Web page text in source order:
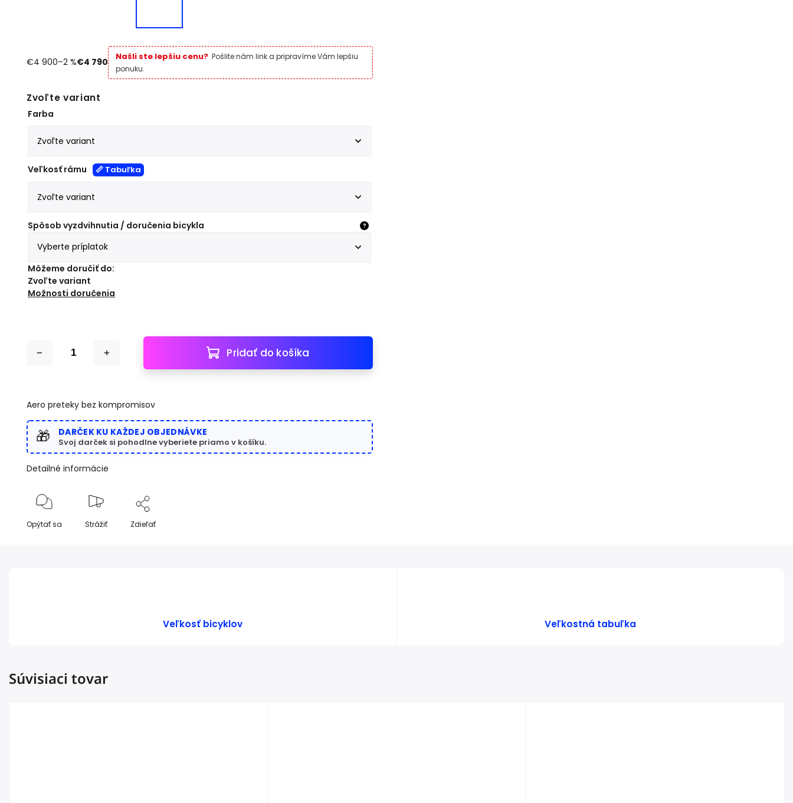
€4 900–2 %€4 790 Našli ste lepšiu cenu? Pošlite nám link a pripravíme Vám lepšiu
ponuku.
Zvoľte variant
Farba
Veľkosť rámu 📏 Tabuľka
Spôsob vyzdvihnutia / doručenia bicykla ?
Môžeme doručiť do:
Zvoľte variant
Možnosti doručenia
Pridať do košíka
Aero preteky bez kompromisov
🎁 DARČEK KU KAŽDEJ OBJEDNÁVKE
Svoj darček si pohodlne vyberiete priamo v košíku.
Detailné informácie
Opýtať sa Strážiť Zdieľať
Veľkosť bicyklov Veľkostná tabuľka
Súvisiaci tovar